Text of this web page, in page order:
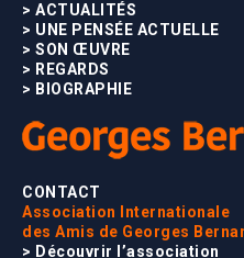
> ACTUALITÉS
> UNE PENSÉE ACTUELLE
> SON ŒUVRE
> REGARDS
> BIOGRAPHIE
CONTACT
Association Internationale
des Amis de Georges
> Découvrir l’association